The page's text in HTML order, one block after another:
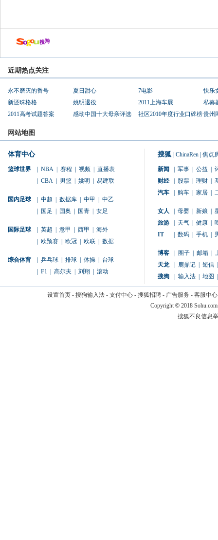
近期热点关注
永不磨灭的番号 夏日甜心 7电影
快乐
新还珠格格
姚明退役 2011上海车展
私募
2011高考试题答案
感动中国十大母亲评选 社区2010年度行业口碑榜贵州
网站地图
体育中心
篮球世界 NBA 赛程 视频
直播表
CBA 男篮 姚明 易建联
国内足球 中超 数据库 中甲
中乙
国足 国奥 国青 女足
国际足球 英超 意甲 西甲
海外
欧预赛 欧冠 欧联 数据
综合体育 乒乓球 排球 体操
台球
F1 高尔夫 刘翔 滚动
搜狐 ChinaRen 焦点
新闻 军事 公益
财经
股票 理财
汽车
购车 家居
女人 母婴 新娘
旅游
天气 健康
IT
数码 手机
博客 圈子 邮箱
天龙
鹿鼎记 短信
搜狗
输入法 地图
设置首页- 搜狗输入法- 支付中心- 搜狐招聘- 广告服务 - 客服中心
Copyright © 2018
搜狐不良信息